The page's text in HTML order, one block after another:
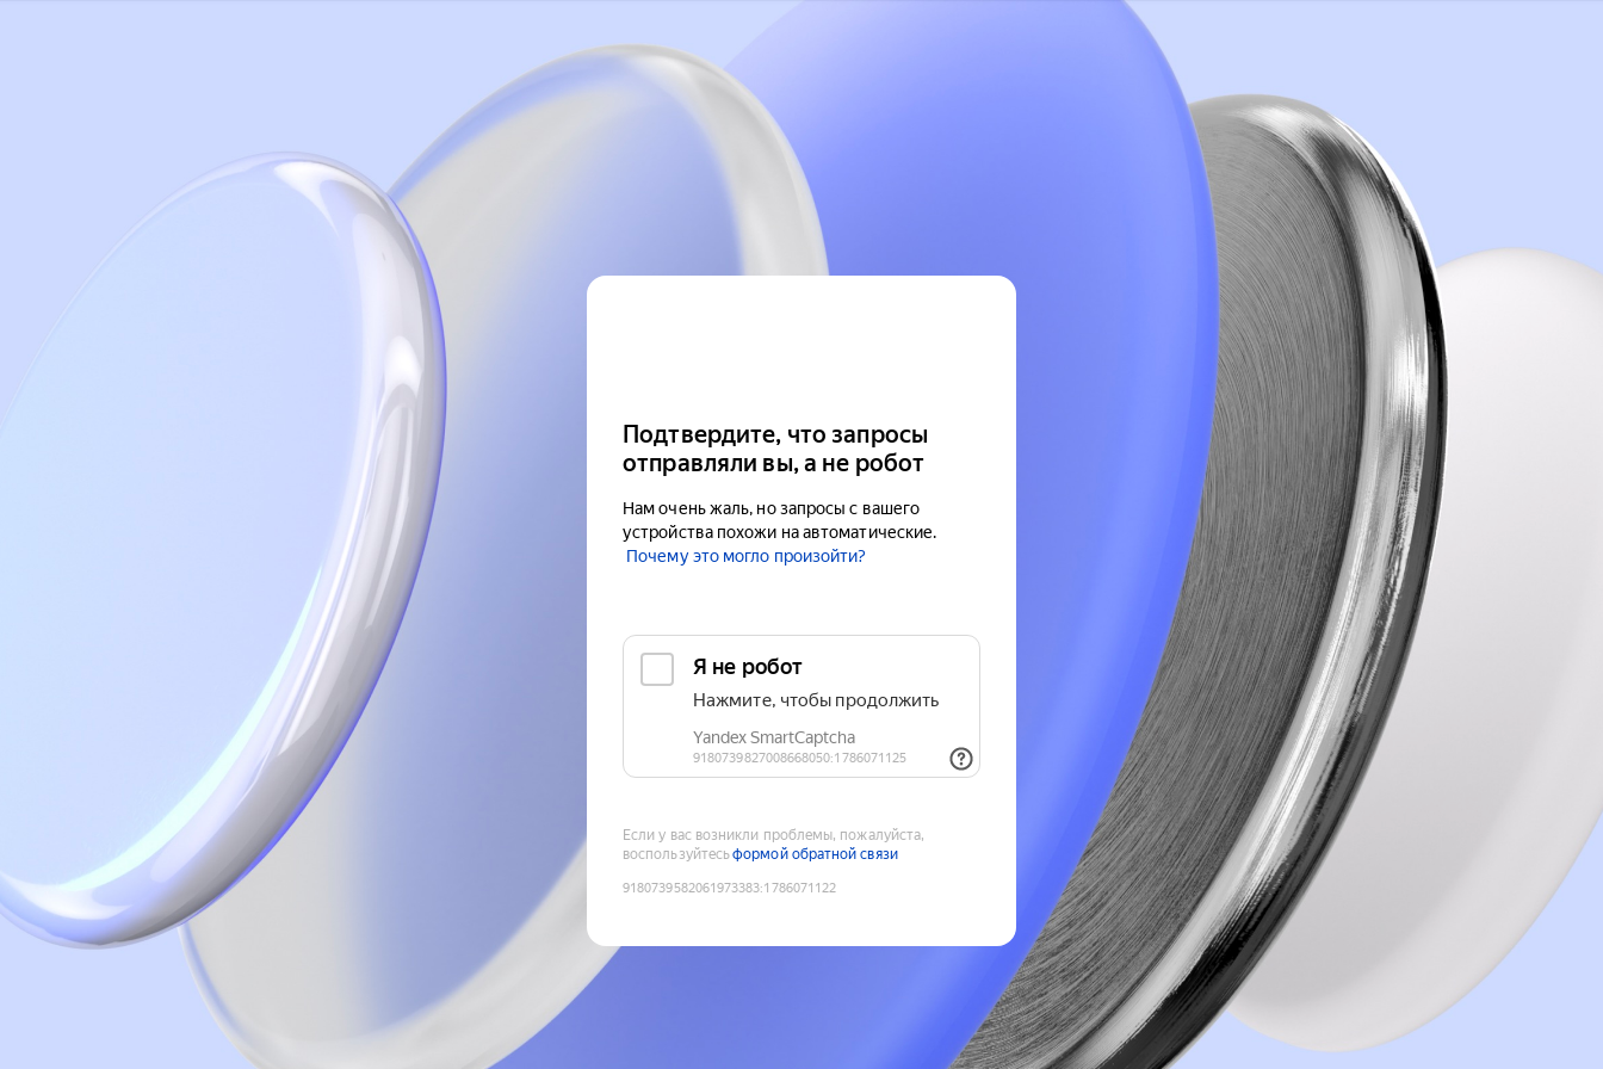
Подтвердите, что запросы
отправляли вы, а не робот
Нам очень жаль, но запросы с вашего
устройства похожи на автоматические.
Почему это могло произойти?
Если у вас возникли проблемы, пожалуйста,
воспользуйтесьформой обратной связи
9180739582061973383:1786071122